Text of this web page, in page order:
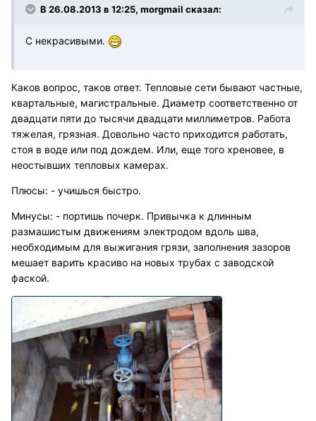
В 26.08.2013 в 12:25, morgmail сказал:
С некрасивыми.
Каков вопрос, таков ответ. Тепловые сети бывают частные,
квартальные, магистральные. Диаметр соответственно от
двадцати пяти до тысячи двадцати миллиметров. Работа
тяжелая, грязная. Довольно часто приходится работать,
стоя в воде или под дождем. Или, еще того хреновее, в
неостывших тепловых камерах.
Плюсы: - учишься быстро.
Минусы: - портишь почерк. Привычка к длинным
размашистым движениям электродом вдоль шва,
необходимым для выжигания грязи, заполнения зазоров
мешает варить красиво на новых трубах с заводской
фаской.